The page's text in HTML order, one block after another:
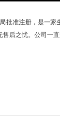
批准注册，是一
后之忧。公司一